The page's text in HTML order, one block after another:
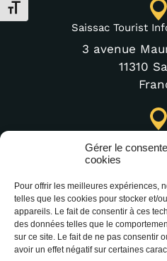
Gérer le
cookies
Pour offrir les meilleures expériences,
telles que les cookies pour stocker et/
appareils. Le fait de consentir à ces
des données telles que le
sur ce site. Le fait de ne pas consentir
avoir un effet négatif sur certaines
Toggle Font size
Saissac Tourist
3 avenue
11310
4
(+33) 4 68